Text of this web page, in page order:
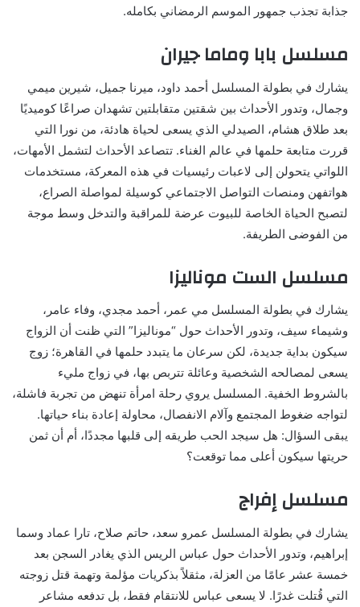
جذابة تجذب جمهور الموسم الرمضاني بكامله.
مسلسل بابا وماما جيران
يشارك في بطولة المسلسل أحمد داود، ميرنا جميل، شيرين ميمي
وجمال، وتدور الأحداث بين شقتين متقابلتين تشهدان صراعًا كوميديًا
بعد طلاق هشام، الصيدلي الذي يسعى لحياة هادئة، من نورا التي
قررت متابعة حلمها في عالم الغناء. تتصاعد الأحداث لتشمل الأمهات،
اللواتي يتحولن إلى لاعبات رئيسيات في هذه المعركة، مستخدمات
هواتفهن ومنصات التواصل الاجتماعي كوسيلة لمواصلة الصراع،
لتصبح الحياة الخاصة للبيوت عرضة للمراقبة والتدخل وسط موجة
من الفوضى الطريفة.
مسلسل الست موناليزا
يشارك في بطولة المسلسل مي عمر، أحمد مجدي، وفاء عامر،
وشيماء سيف، وتدور الأحداث حول “موناليزا” التي ظنت أن الزواج
سيكون بداية جديدة، لكن سرعان ما يتبدد حلمها في القاهرة؛ زوج
يسعى لمصالحه الشخصية وعائلة تتربص بها، في زواج مليء
بالشروط الخفية. المسلسل يروي رحلة امرأة تنهض من تجربة فاشلة،
لتواجه ضغوط المجتمع وآلام الانفصال، محاولة إعادة بناء حياتها.
يبقى السؤال: هل سيجد الحب طريقه إلى قلبها مجددًا، أم أن ثمن
حريتها سيكون أعلى مما توقعت؟
مسلسل إفراج
يشارك في بطولة المسلسل عمرو سعد، حاتم صلاح، تارا عماد وسما
إبراهيم، وتدور الأحداث حول عباس الريس الذي يغادر السجن بعد
خمسة عشر عامًا من العزلة، مثقلاً بذكريات مؤلمة وتهمة قتل زوجته
التي قُتلت غدرًا. لا يسعى عباس للانتقام فقط، بل تدفعه مشاعر